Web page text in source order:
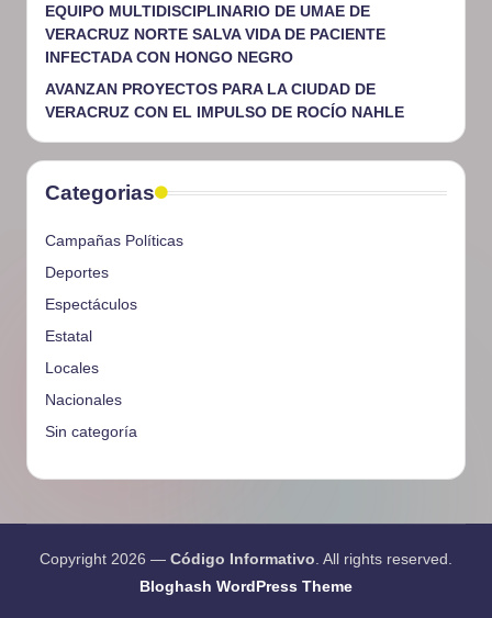
EQUIPO MULTIDISCIPLINARIO DE UMAE DE
VERACRUZ NORTE SALVA VIDA DE PACIENTE
INFECTADA CON HONGO NEGRO
AVANZAN PROYECTOS PARA LA CIUDAD DE
VERACRUZ CON EL IMPULSO DE ROCÍO NAHLE
Categorias
Campañas Políticas
Deportes
Espectáculos
Estatal
Locales
Nacionales
Sin categoría
Copyright 2026 — Código Informativo . All rights reserved.
Bloghash WordPress Theme